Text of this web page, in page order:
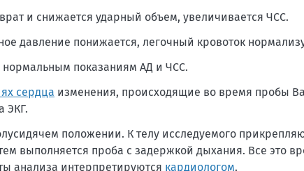
и снижается ударный объем, увеличивается ЧСС.
давление понижается, легочный кровоток
показаниям АД и ЧСС.
сердца изменения, происходящие во время пробы
ЭКГ.
положении. К телу исследуемого
выполняется проба с задержкой дыхания. Все это
анализа интерпретируются кардиологом.